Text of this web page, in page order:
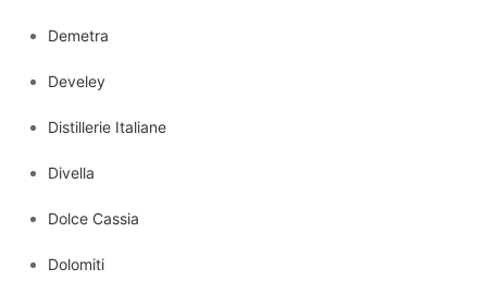
Demetra
Develey
Distillerie Italiane
Divella
Dolce Cassia
Dolomiti